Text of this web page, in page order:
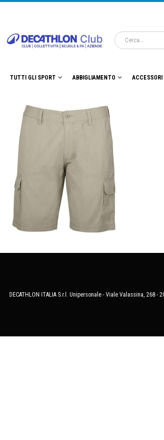
TUTTI GLI SPORT ABBIGLIAMENTO ACCESSORI
DECATHLON ITALIA S.r.l. Unipersonale - Viale Valassina, 268 -